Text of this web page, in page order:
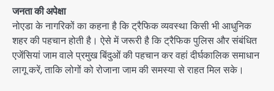
जनता की अपेक्षा
नोएडा के नागरिकों का कहना है कि ट्रैफिक व्यवस्था किसी भी आधुनिक
शहर की पहचान होती है। ऐसे में जरूरी है कि ट्रैफिक पुलिस और संबंधित
एजेंसियां जाम वाले प्रमुख बिंदुओं की पहचान कर वहां दीर्घकालिक समाधान
लागू करें, ताकि लोगों को रोजाना जाम की समस्या से राहत मिल सके।